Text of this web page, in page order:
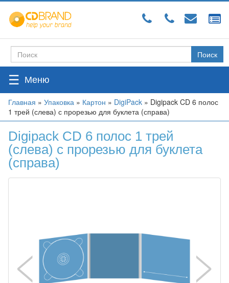
Перейти
основному
Форма
поиска
Поиск
☰
Вы
здесь
Главная » Упаковка » Картон » DigiPack » Digipack CD 6 полос
1 трей (слева) с прорезью для буклета (справа)
Digipack CD 6 полос 1 трей
(слева) с прорезью для буклета
(справа)